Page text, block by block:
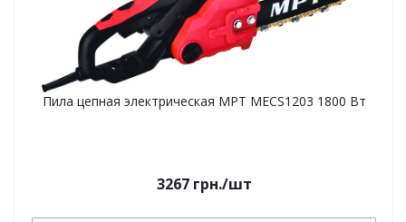
Пила цепная электрическая MPT MECS1203 1800 Вт
3267грн./шт